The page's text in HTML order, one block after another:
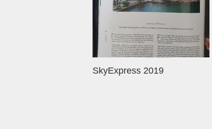
SkyExpress 2019